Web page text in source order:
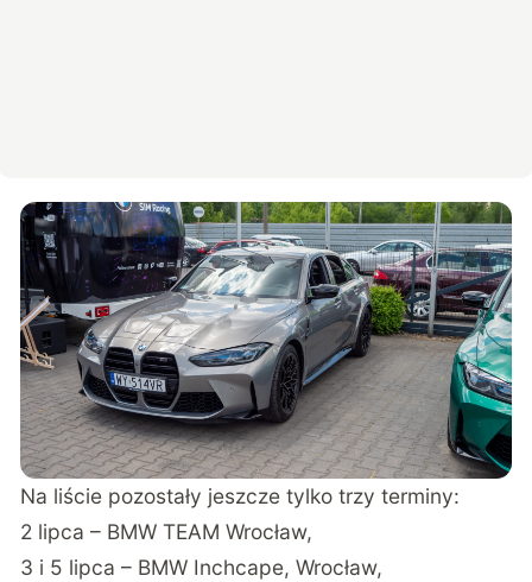
Na liście pozostały jeszcze tylko trzy terminy:
2 lipca – BMW TEAM Wrocław,
3 i 5 lipca – BMW Inchcape, Wrocław,